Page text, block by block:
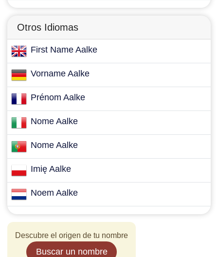
Otros Idiomas
First Name Aalke
Vorname Aalke
Prénom Aalke
Nome Aalke
Nome Aalke
Imię Aalke
Noem Aalke
Descubre el origen de tu nombre
Buscar un nombre